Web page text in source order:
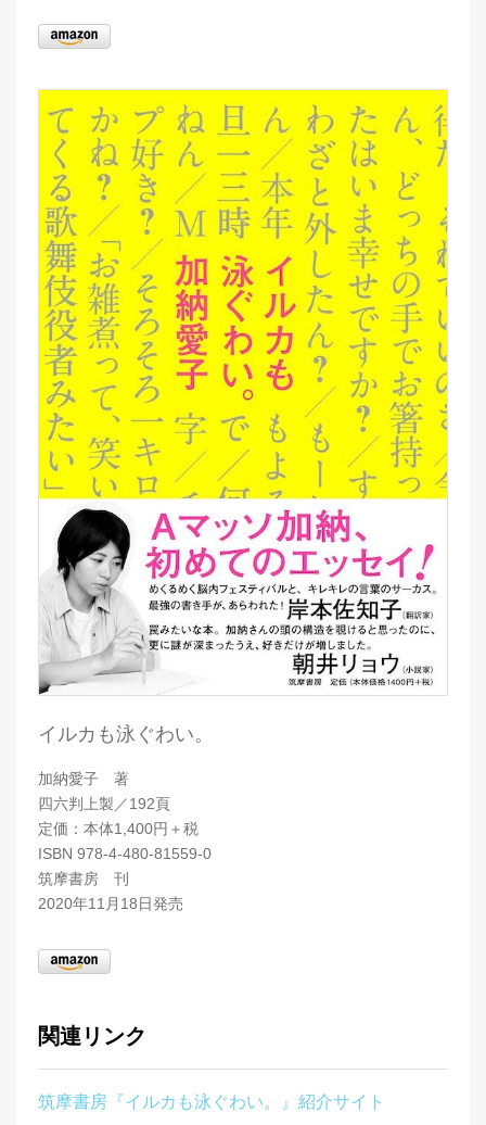
イルカも泳ぐわい。
加納愛子 著
四六判上製／192頁
定価：本体1,400円＋税
ISBN 978-4-480-81559-0
筑摩書房 刊
2020年11月18日発売
関連リンク
筑摩書房『イルカも泳ぐわい。』紹介サイト